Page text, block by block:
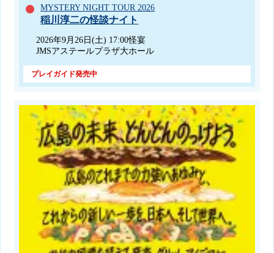
MYSTERY NIGHT TOUR 2026
稲川淳二の怪談ナイト
2026年9月26日(土) 17:00怪宴
JMSアステールプラザ大ホール
プレイガイド発売中